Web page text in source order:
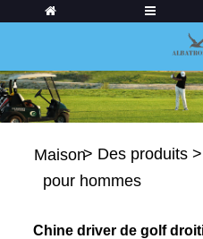
Maison> Des produits >
pour hommes
Chine driver de golf